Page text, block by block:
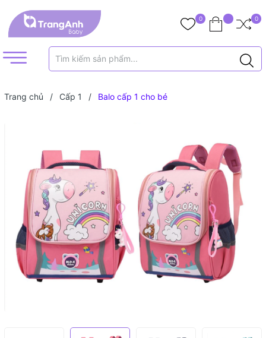
0 0
Trang chủ / Cấp 1 / Balo cấp 1 cho bé